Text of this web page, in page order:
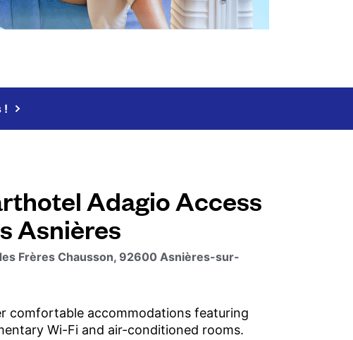
!
Adagio Access
Asnières
Frères Chausson, 92600 Asnières-sur-
comfortable accommodations featuring
Wi-Fi and air-conditioned rooms.